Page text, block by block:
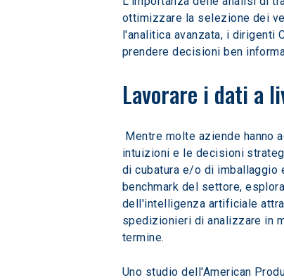
ottimizzare la selezione dei
l'analitica avanzata, i
prendere decisioni ben
Lavorare i dati a
intuizioni e le decisioni
di cubatura e/o di
benchmark del settore,
dell'intelligenza artificiale
spedizionieri di analizzare in
termine.
Uno studio dell'American